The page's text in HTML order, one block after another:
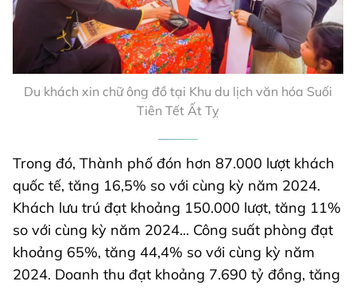
Du khách xin chữ ông đồ tại Khu du lịch văn hóa Suối
Tiên Tết Ất Tỵ
Trong đó, Thành phố đón hơn 87.000 lượt khách
quốc tế, tăng 16,5% so với cùng kỳ năm 2024.
Khách lưu trú đạt khoảng 150.000 lượt, tăng 11%
so với cùng kỳ năm 2024... Công suất phòng đạt
khoảng 65%, tăng 44,4% so với cùng kỳ năm
2024. Doanh thu đạt khoảng 7.690 tỷ đồng, tăng